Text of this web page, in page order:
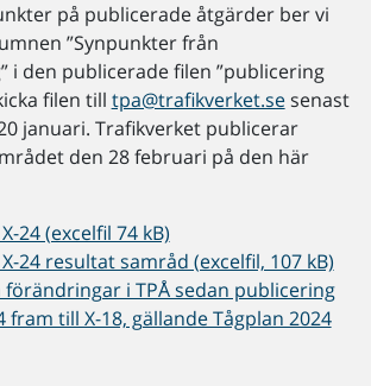
på publicerade åtgärder ber vi
”Synpunkter från
i den publicerade filen ”publicering
filen till tpa@trafikverket.sesenast
januari. Trafikverket publicerar
den 28 februari på den här
24 (excelfil 74 kB)
24 resultat samråd (excelfil, 107 kB)
i TPÅ sedan publicering
fram till X-18, gällande Tågplan 2024